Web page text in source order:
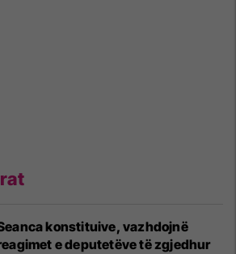
konstituive, vazhdojnë
e deputetëve të zgjedhur